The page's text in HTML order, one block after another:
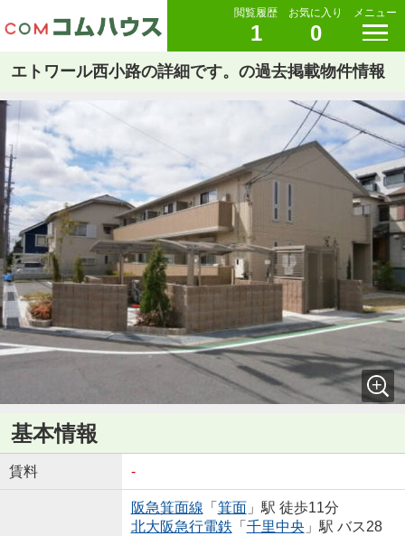
閲覧履歴
1
お気に入り
0
メニュー
エトワール西小路の詳細です。の過去掲載物件情報
基本情報
賃料 -
阪急箕面線 「 箕面」駅 徒歩11分
北大阪急行電鉄 「 千里中央 」駅 バス28